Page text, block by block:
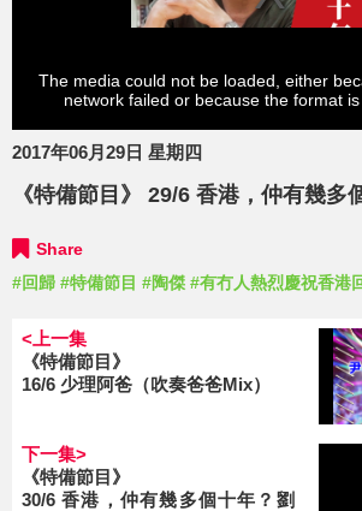
The media could not be loaded, either
network failed or because the format is
2017年06月29日 星期四
《特備節目》 29/6 香港，仲有幾多
Share
#回歸 #特備節目 #陶傑 #有冇人熱烈慶祝香港
<上一集
《特備節目》
16/6 少理阿爸（吹奏爸爸Mix）
下一集>
《特備節目》
30/6 香港，仲有幾多個十年？劉